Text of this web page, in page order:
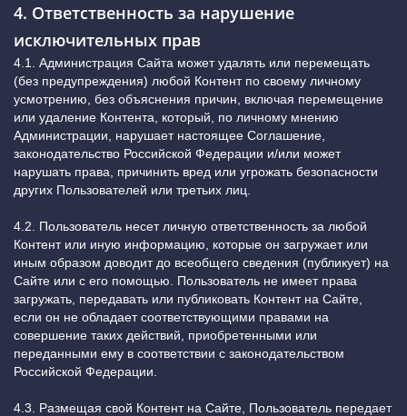
4. Ответственность за нарушение
исключительных прав
4.1. Администрация Сайта может удалять или перемещать
(без предупреждения) любой Контент по своему личному
усмотрению, без объяснения причин, включая перемещение
или удаление Контента, который, по личному мнению
Администрации, нарушает настоящее Соглашение,
законодательство Российской Федерации и/или может
нарушать права, причинить вред или угрожать безопасности
других Пользователей или третьих лиц.
4.2. Пользователь несет личную ответственность за любой
Контент или иную информацию, которые он загружает или
иным образом доводит до всеобщего сведения (публикует) на
Сайте или с его помощью. Пользователь не имеет права
загружать, передавать или публиковать Контент на Сайте,
если он не обладает соответствующими правами на
совершение таких действий, приобретенными или
переданными ему в соответствии с законодательством
Российской Федерации.
4.3. Размещая свой Контент на Сайте, Пользователь передает